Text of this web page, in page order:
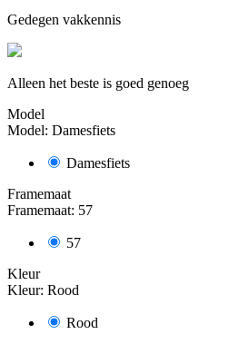
Gedegen vakkennis
Alleen het beste is goed genoeg
Model
Model: Damesfiets
Damesfiets
Framemaat
Framemaat: 57
57
Kleur
Kleur: Rood
Rood